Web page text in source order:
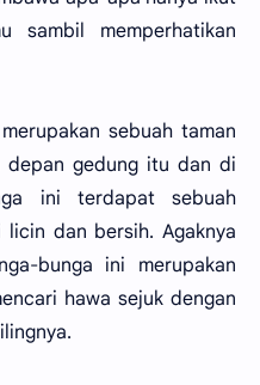
memperhatikan
sebuah taman
depan gedung itu dan di
ini terdapat sebuah
dan bersih. Agaknya
bunga ini merupakan
hawa sejuk dengan